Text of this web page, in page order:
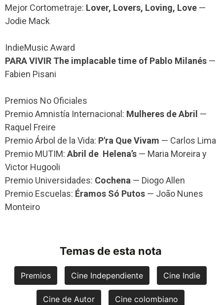
Mejor Cortometraje: Lover, Lovers, Loving, Love —
Jodie Mack
IndieMusic Award
PARA VIVIR The implacable time of Pablo Milanés —
Fabien Pisani
Premios No Oficiales
Premio Amnistía Internacional: Mulheres de Abril —
Raquel Freire
Premio Árbol de la Vida: P'ra Que Vivam — Carlos Lima
Premio MUTIM: Abril de Helena’s — Maria Moreira y
Victor Hugooli
Premio Universidades: Cochena — Diogo Allen
Premio Escuelas: Éramos Só Putos — João Nunes
Monteiro
Temas de esta nota
Premios Cine Independiente Cine Indie
Cine de Autor Cine colombiano